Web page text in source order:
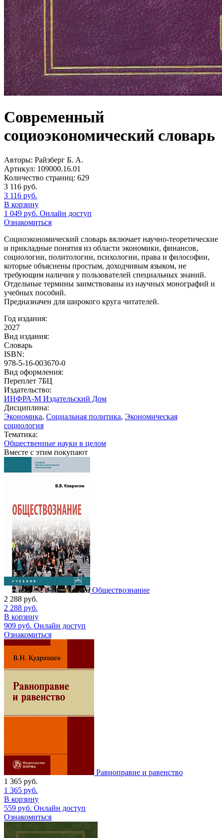
Современный
социоэкономический словарь
Авторы: Райзберг Б. А.
Артикул: 109000.16.01
Количество страниц: 629
3 116 руб.
3 116 руб.
В корзину
1 049 руб. Онлайн доступ
Ознакомиться
Социоэкономический словарь включает научно-теоретические
и прикладные понятия из области экономики, финансов,
социологии, политологии, психологии, права и философии,
которые объяснены простым, доходчивым языком, не
требующим наличия у пользователей специальных знаний.
Отдельные термины заимствованы из научных монографий и
учебных пособий.
Предназначен для широкого круга читателей.
Год издания:
2027
Вид издания:
Словарь
ISBN:
978-5-16-003670-0
Вид оформления:
Переплет 7БЦ
Издательство:
ИНФРА-М Издательский Дом
Дисциплина:
Экономика, Социальная политика, Экономическая
социология
Тематика:
Общественные науки в целом
Вместе с этим покупают
Обществознание
2 288 руб.
2 288 руб.
В корзину
909 руб. Онлайн доступ
Ознакомиться
Равноправие и равенство
1 365 руб.
1 365 руб.
В корзину
559 руб. Онлайн доступ
Ознакомиться